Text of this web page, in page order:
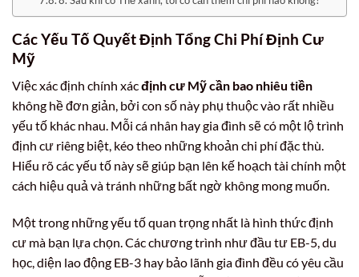
Các Yếu Tố Quyết Định Tổng Chi Phí Định Cư
Mỹ
Việc xác định chính xácđịnh cư Mỹ cần bao nhiêu tiền
không hề đơn giản, bởi con số này phụ thuộc vào rất nhiều
yếu tố khác nhau. Mỗi cá nhân hay gia đình sẽ có một lộ trình
định cư riêng biệt, kéo theo những khoản chi phí đặc thù.
Hiểu rõ các yếu tố này sẽ giúp bạn lên kế hoạch tài chính một
cách hiệu quả và tránh những bất ngờ không mong muốn.
Một trong những yếu tố quan trọng nhất là hình thức định
cư mà bạn lựa chọn. Các chương trình như đầu tư EB-5, du
học, diện lao động EB-3 hay bảo lãnh gia đình đều có yêu cầu